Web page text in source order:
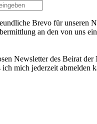
Brevo für unseren
an den von uns
Newsletter des Beirat
ich mich jederzeit abmelden